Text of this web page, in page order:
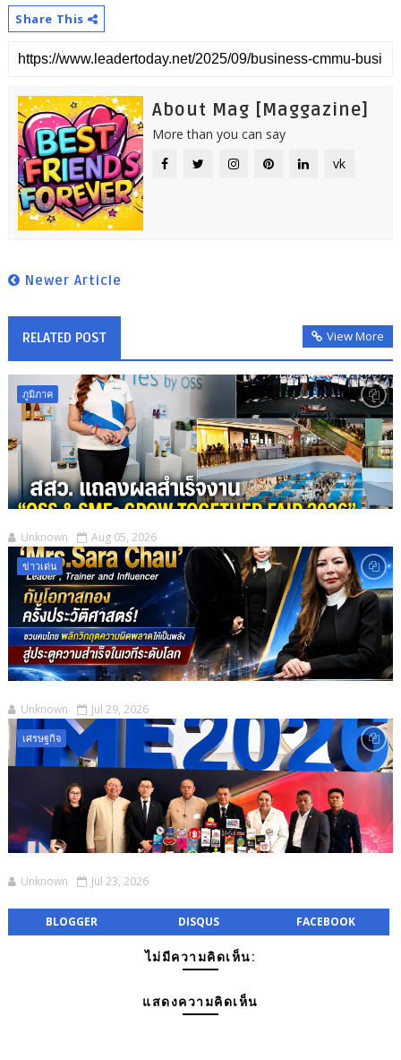
Share This
About Mag [Maggazine]
More than you can say
vk
Newer Article
RELATED POST View More
ภูมิภาค
Unknown Aug 05, 2026
ข่าวเด่น
Unknown Jul 29, 2026
เศรษฐกิจ
Unknown Jul 23, 2026
BLOGGER DISQUS FACEBOOK
ไม่มีความคิดเห็น:
แสดงความคิดเห็น